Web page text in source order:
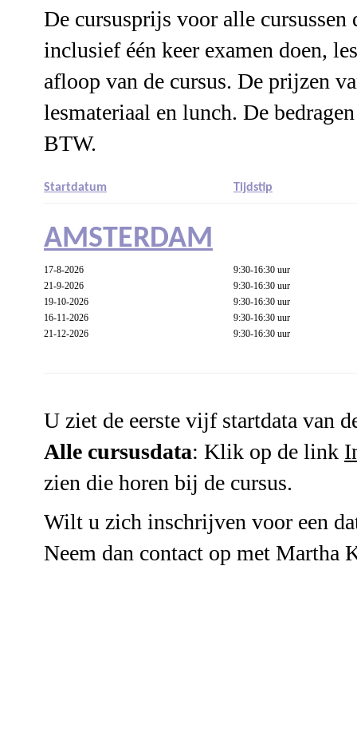
De cursusprijs voor alle
inclusief één keer examen doen,
afloop van de cursus. De prijzen
lesmateriaal en lunch. De
BTW.
Startdatum Tijdstip
AMSTERDAM
17-8-2026
9:30-16:30 uur
21-9-2026
9:30-16:30 uur
19-10-2026
9:30-16:30 uur
16-11-2026
9:30-16:30 uur
21-12-2026
9:30-16:30 uur
U ziet de eerste vijf startdata van
Alle cursusdata: Klik op de link
zien die horen bij de cursus.
Wilt u zich inschrijven voor een
Neem dan contact op met